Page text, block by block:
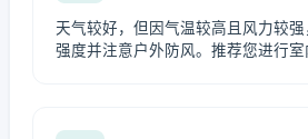
天气较好，但因气温较高且风力较
强度并注意户外防风。推荐您进行室